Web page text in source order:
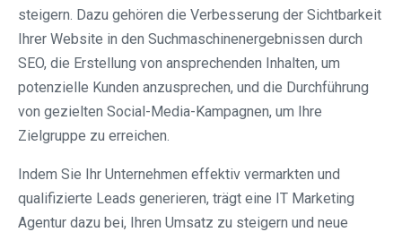
steigern. Dazu gehören die Verbesserung der Sichtbarkeit
Ihrer Website in den Suchmaschinenergebnissen durch
SEO, die Erstellung von ansprechenden Inhalten, um
potenzielle Kunden anzusprechen, und die Durchführung
von gezielten Social-Media-Kampagnen, um Ihre
Zielgruppe zu erreichen.
Indem Sie Ihr Unternehmen effektiv vermarkten und
qualifizierte Leads generieren, trägt eine IT Marketing
Agentur dazu bei, Ihren Umsatz zu steigern und neue